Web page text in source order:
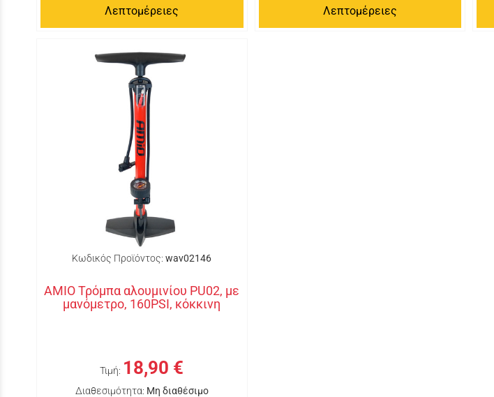
Λεπτομέρειες Λεπτομέρειες
Κωδικός Προϊόντος: wav02146
ΑΜΙΟ Τρόμπα αλουμινίου PU02, με
μανόμετρο, 160PSI, κόκκινη
Τιμή: 18,90 €
Διαθεσιμότητα: Μη διαθέσιμο